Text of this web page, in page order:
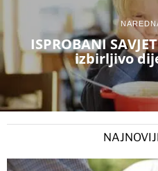
ISPROBANI
izbirljivo